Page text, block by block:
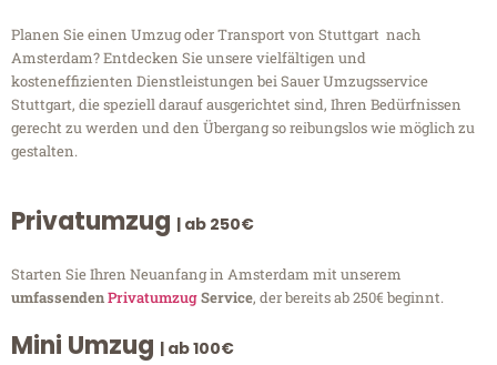
Planen Sie einen Umzug oder Transport von Stuttgart nach
Amsterdam? Entdecken Sie unsere vielfältigen und
kosteneffizienten Dienstleistungen bei Sauer Umzugsservice
Stuttgart, die speziell darauf ausgerichtet sind, Ihren Bedürfnissen
gerecht zu werden und den Übergang so reibungslos wie möglich zu
gestalten.
Privatumzug | ab 250€
Starten Sie Ihren Neuanfang in Amsterdam mit unserem
umfassendenPrivatumzugService, der bereits ab 250€ beginnt.
Mini Umzug | ab 100€